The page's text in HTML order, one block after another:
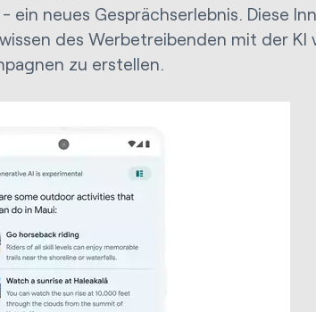
ein neues Gesprächserlebnis. Diese
des Werbetreibenden mit der KI
zu erstellen.